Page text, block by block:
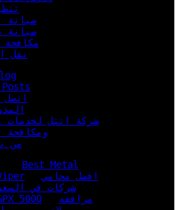
صيانة
صيانة
مكافحة
نقل
اتصل
شركة انتل لخدمات
ومكافحة
من
Best Metal
افضل محامي
شركات في
5000
مرافقه